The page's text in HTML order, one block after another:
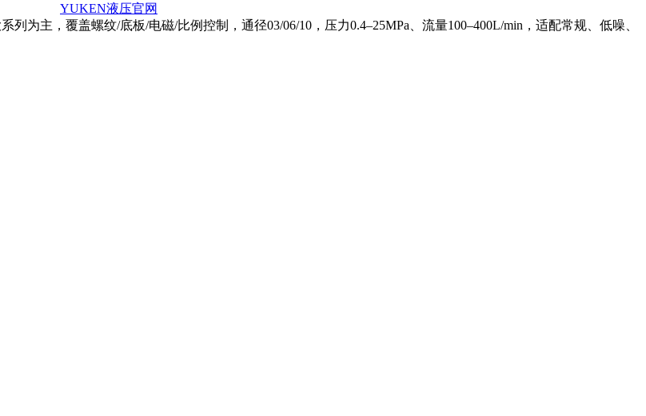
YUKEN液压官网
为主，覆盖螺纹/底板/电磁/比例控制，通径03/06/10，压力0.4–25MPa、流量100–400L/min，适配常规、低噪、